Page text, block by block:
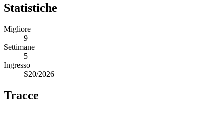
Statistiche
Migliore
9
Settimane
5
Ingresso
S20/2026
Tracce